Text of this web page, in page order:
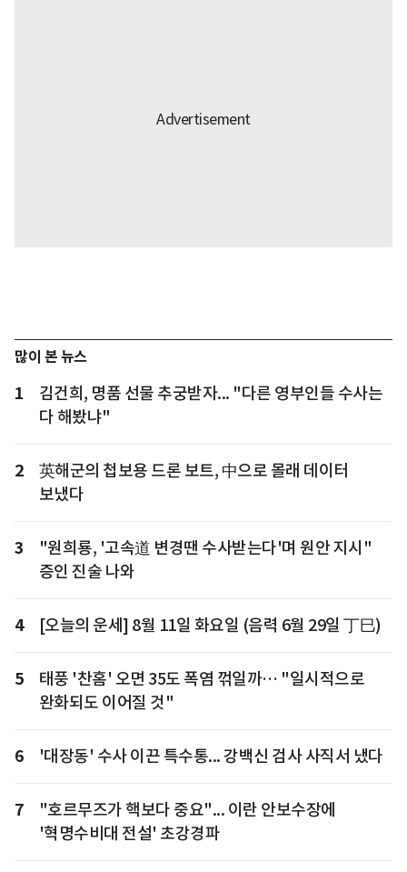
많이 본 뉴스
1
김건희, 명품 선물 추궁받자... "다른 영부인들 수사는
다 해봤냐"
2
英해군의 첩보용 드론 보트, 中으로 몰래 데이터
보냈다
3
"원희룡, '고속道 변경땐 수사받는다'며 원안 지시"
증인 진술 나와
4 [오늘의 운세] 8월 11일 화요일 (음력 6월 29일 丁巳)
5
태풍 '찬홈' 오면 35도 폭염 꺾일까… "일시적으로
완화되도 이어질 것"
6 '대장동' 수사 이끈 특수통... 강백신 검사 사직서 냈다
7
"호르무즈가 핵보다 중요"... 이란 안보수장에
'혁명수비대 전설' 초강경파